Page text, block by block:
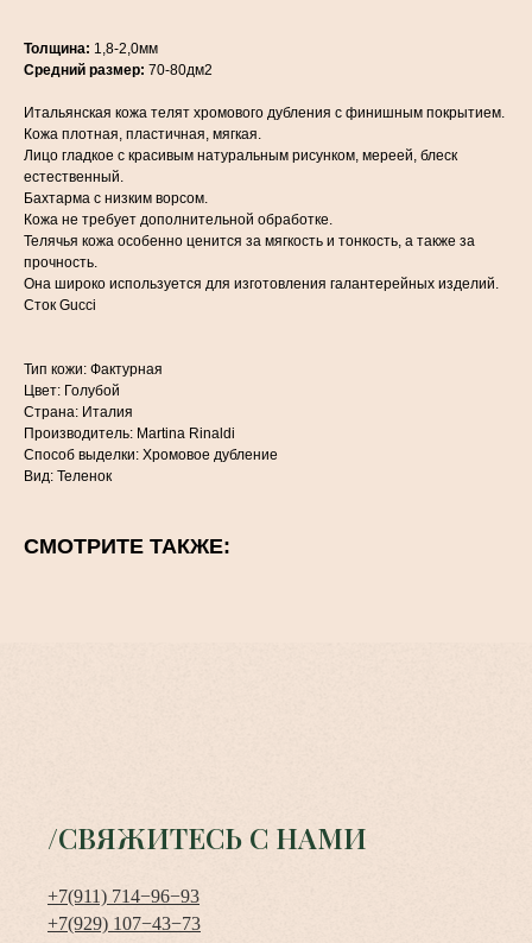
Толщина: 1,8-2,0мм
Средний размер: 70-80дм2
Итальянская кожа телят хромового дубления с финишным покрытием.
Кожа плотная, пластичная, мягкая.
Лицо гладкое с красивым натуральным рисунком, мереей, блеск
естественный.
Бахтарма с низким ворсом.
Кожа не требует дополнительной обработке.
Телячья кожа особенно ценится за мягкость и тонкость, а также за
прочность.
Она широко используется для изготовления галантерейных изделий.
Сток Gucci
Тип кожи: Фактурная
Цвет: Голубой
Страна: Италия
Производитель: Martina Rinaldi
Способ выделки: Хромовое дубление
Вид: Теленок
СМОТРИТЕ ТАКЖЕ:
/СВЯЖИТЕСЬ С НАМИ
+7(911) 714−96−93
+7(929) 107−43−73